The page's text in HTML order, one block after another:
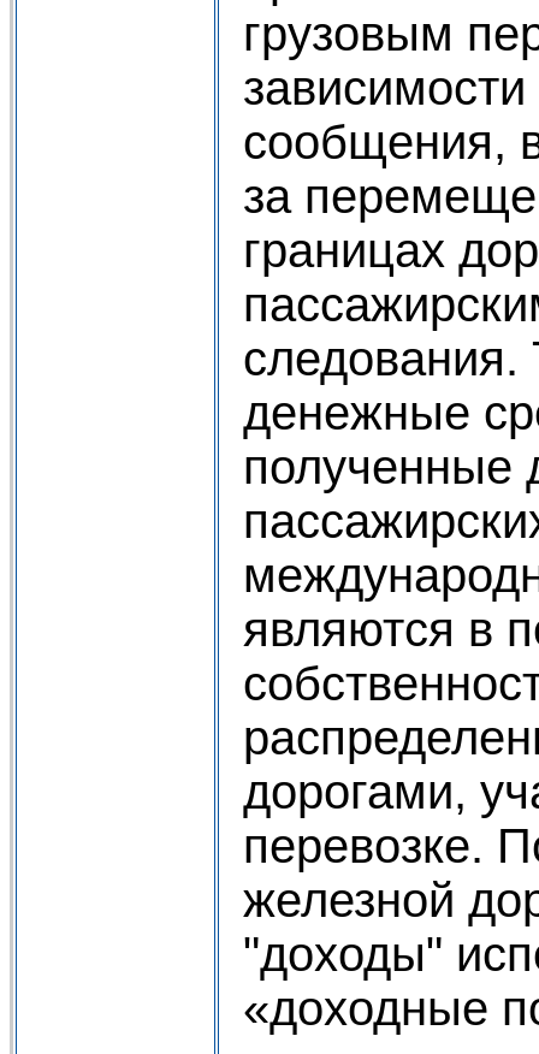
грузовым
сообщения,
за
границах
денежные
полученные
являются в
дорогами,
перевозке.
железной
"доходы"
«доходные